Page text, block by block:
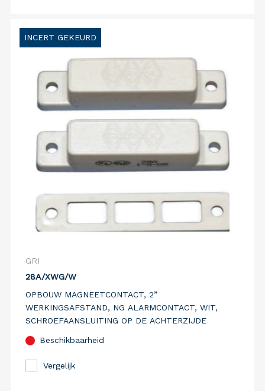
INCERT GEKEURD
GRI
28A/XWG/W
OPBOUW MAGNEETCONTACT, 2”
WERKINGSAFSTAND, NG ALARMCONTACT, WIT,
SCHROEFAANSLUITING OP DE ACHTERZIJDE
Beschikbaarheid
Vergelijk